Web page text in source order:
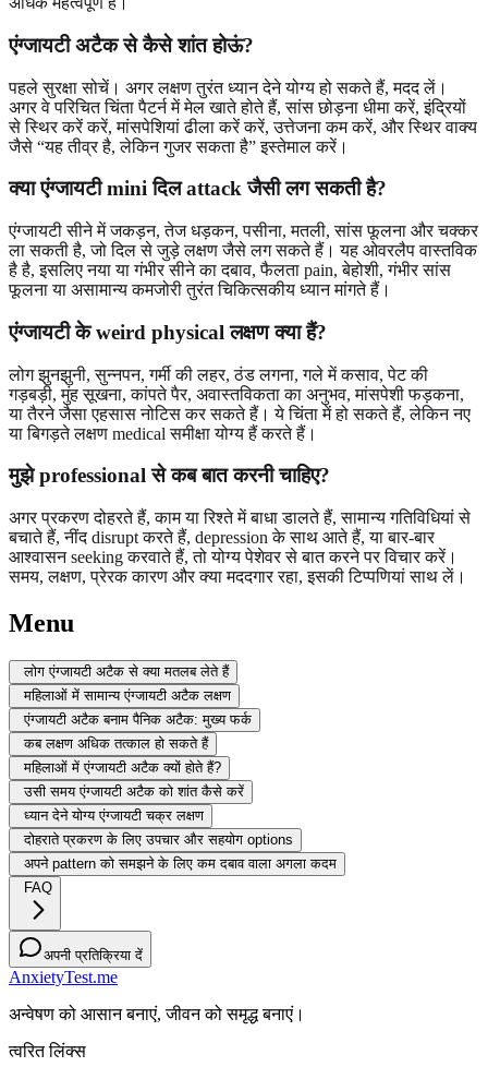
एंग्जायटी अटैक से कैसे शांत होऊं?
पहले सुरक्षा सोचें। अगर लक्षण तुरंत ध्यान देने योग्य हो सकते हैं, मदद लें।
अगर वे परिचित चिंता पैटर्न में मेल खाते होते हैं, सांस छोड़ना धीमा करें, इंद्रियों
से स्थिर करें करें, मांसपेशियां ढीला करें करें, उत्तेजना कम करें, और स्थिर वाक्य
जैसे “यह तीव्र है, लेकिन गुजर सकता है” इस्तेमाल करें।
क्या एंग्जायटी mini दिल attack जैसी लग सकती है?
एंग्जायटी सीने में जकड़न, तेज धड़कन, पसीना, मतली, सांस फूलना और चक्कर
ला सकती है, जो दिल से जुड़े लक्षण जैसे लग सकते हैं। यह ओवरलैप वास्तविक
है है, इसलिए नया या गंभीर सीने का दबाव, फैलता pain, बेहोशी, गंभीर सांस
फूलना या असामान्य कमजोरी तुरंत चिकित्सकीय ध्यान मांगते हैं।
एंग्जायटी के weird physical लक्षण क्या हैं?
लोग झुनझुनी, सुन्नपन, गर्मी की लहर, ठंड लगना, गले में कसाव, पेट की
गड़बड़ी, मुंह सूखना, कांपते पैर, अवास्तविकता का अनुभव, मांसपेशी फड़कना,
या तैरने जैसा एहसास नोटिस कर सकते हैं। ये चिंता में हो सकते हैं, लेकिन नए
या बिगड़ते लक्षण medical समीक्षा योग्य हैं करते हैं।
मुझे professional से कब बात करनी चाहिए?
अगर प्रकरण दोहरते हैं, काम या रिश्ते में बाधा डालते हैं, सामान्य गतिविधियां से
बचाते हैं, नींद disrupt करते हैं, depression के साथ आते हैं, या बार-बार
आश्वासन seeking करवाते हैं, तो योग्य पेशेवर से बात करने पर विचार करें।
समय, लक्षण, प्रेरक कारण और क्या मददगार रहा, इसकी टिप्पणियां साथ लें।
Menu
लोग एंग्जायटी अटैक से क्या मतलब लेते हैं
महिलाओं में सामान्य एंग्जायटी अटैक लक्षण
एंग्जायटी अटैक बनाम पैनिक अटैक: मुख्य फर्क
कब लक्षण अधिक तत्काल हो सकते हैं
महिलाओं में एंग्जायटी अटैक क्यों होते हैं?
उसी समय एंग्जायटी अटैक को शांत कैसे करें
ध्यान देने योग्य एंग्जायटी चक्र लक्षण
दोहराते प्रकरण के लिए उपचार और सहयोग options
अपने pattern को समझने के लिए कम दबाव वाला अगला कदम
FAQ
अपनी प्रतिक्रिया दें
AnxietyTest.me
अन्वेषण को आसान बनाएं, जीवन को समृद्ध बनाएं।
त्वरित लिंक्स